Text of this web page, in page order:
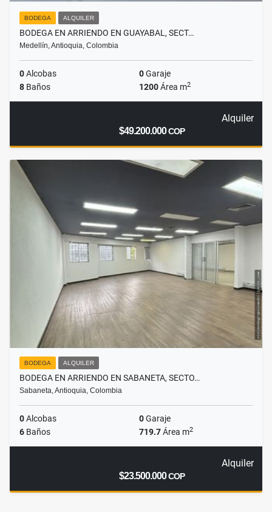
BODEGA ALQUILER
BODEGA EN ARRIENDO EN GUAYABAL, SECT…
Medellín, Antioquia, Colombia
0Alcobas 0Garaje
8 Baños 1200Área m2
Alquiler
$49.200.000COP
BODEGA ALQUILER
BODEGA EN ARRIENDO EN SABANETA, SECTO…
Sabaneta, Antioquia, Colombia
0Alcobas 0Garaje
6 Baños 719.7Área m2
Alquiler
$23.500.000COP